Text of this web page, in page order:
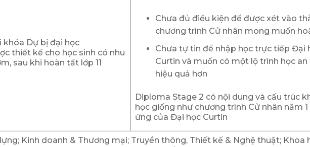
khóa Dự bị đại học
thiết kế cho học sinh có nhu
sau khi hoàn tất lớp 11
Chưa đủ điều kiện để được xét vào
chương trình Cử nhân mong muốn
Chưa tự tin để nhập học trực tiếp Đại
Curtin và muốn có một lộ trình học an
hiệu quả hơn
Diploma Stage 2 có nội dung và cấu trúc
học giống như chương trình Cử nhân năm
ứng của Đại học Curtin
Kinh doanh & Thương mại; Truyền thông, Thiết kế & Nghệ thuật; Khoa